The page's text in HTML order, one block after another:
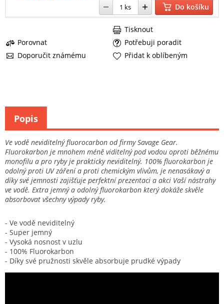
Do košíku
Porovnat
Potřebuji poradit
Doporučit známému
Tisknout
Přidat k oblíbeným
Ve vodě neviditelný fluorocarbon od firmy Savage Gear.
Fluorokarbon je mnohem méně viditelný pod vodou oproti běžnému
monofilu a pro ryby je prakticky neviditelný. 100% fluorokarbon je
odolný proti UV záření a proti chemickým vlivům, je nenasákavý a
díky své jemnosti zajišťuje perfektní prezentaci a akci Vaší nástrahy
ve vodě. Extra jemný a odolný fluorokarbon který dokáže skvěle
absorbovat všechny výpady ryby.
- Ve vodě neviditelný
- Super jemný
- Vysoká nosnost v uzlu
- 100% Fluorokarbon
- Díky své pružnosti skvěle absorbuje prudké výpady
Popis